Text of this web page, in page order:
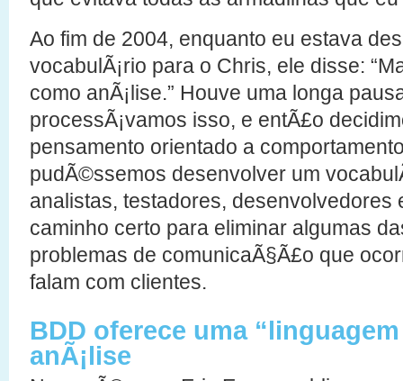
Ao fim de 2004, enquanto eu estava
vocabulÃ¡rio para o Chris, ele disse:
como anÃ¡lise.” Houve uma longa
processÃ¡vamos isso, e entÃ£o
pensamento orientado a
pudÃ©ssemos desenvolver um
analistas, testadores, desenvolvedores
caminho certo para eliminar algumas
problemas de comunicaÃ§Ã£o que
falam com clientes.
BDD oferece uma
anÃ¡lise